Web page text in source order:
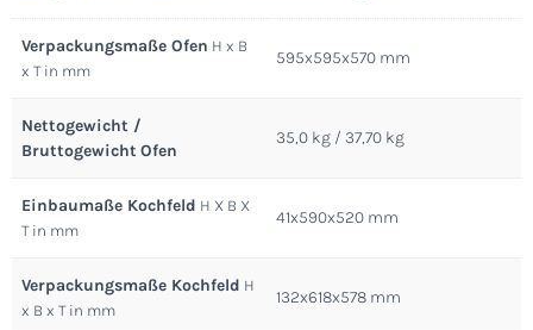
Verpackungsmaße Ofen H x B
x T in mm
595x595x570 mm
Nettogewicht /
Bruttogewicht Ofen
35,0 kg / 37,70 kg
Einbaumaße Kochfeld H X B X
T in mm
41x590x520 mm
Verpackungsmaße Kochfeld H
x B x T in mm
132x618x578 mm